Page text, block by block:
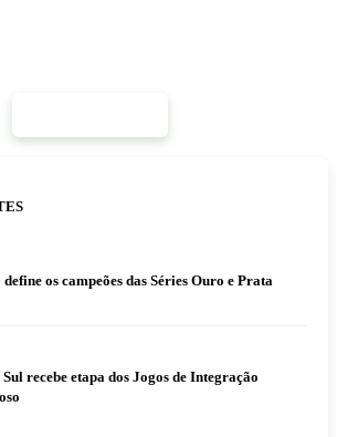
os campeões das Séries Ouro e Prata
recebe etapa dos Jogos de Integração